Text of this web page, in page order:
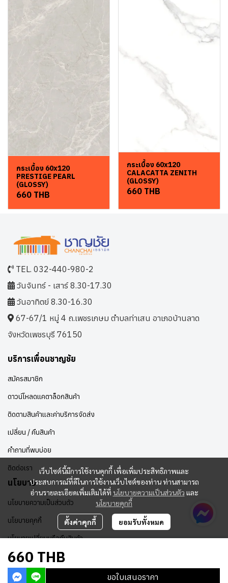
กระเบื้อง 60x120
PRESTIGE PEARL
(GLOSSY)
660 THB
กระเบื้อง 60x120
CALACATTA ZENITH
(GLOSSY)
660 THB
660 THB
ขอใบเสนอราคา
เว็บไซต์นี้มีการใช้งานคุกกี้ เพื่อเพิ่มประสิทธิภาพและ
ประสบการณ์ที่ดีในการใช้งานเว็บไซต์ของท่าน ท่านสามารถ
อ่านรายละเอียดเพิ่มเติมได้ที่ นโยบายความเป็นส่วนตัว และ
นโยบายคุกกี้
ตั้งค่าคุกกี้ ยอมรับทั้งหมด
TEL. 032-440-980-2
วันจันทร์ - เสาร์ 8.30-17.30
วันอาทิตย์ 8.30-16.30
67-67/1 หมู่ 4 ถ.เพชรเกษม ตำบลท่าเสน อาเภอบ้านลาด
จังหวัดเพชรบุรี 76150
บริการเพื่อนชาญชัย
สมัครสมาชิก
ดาวน์โหลดแคตาล็อกสินค้า
ติดตามสินค้าและค่าบริการจัดส่ง
เปลี่ยน / คืนสินค้า
คำถามที่พบบ่อย
ติดต่อเรา
นโยบาย
นโยบายความเป็นส่วนตัว
นโยบายคุกกี้
นโยบายเปลี่ยนหรือคืนสินค้า